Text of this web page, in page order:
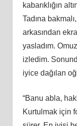
kabarıklığın
Tadına
arkasından
yasladım.
izledim.
iyice dağılan
“Banu abla,
Kurtulmak için